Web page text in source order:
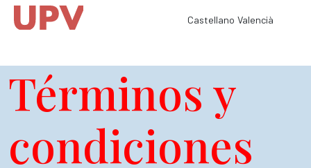
Castellano Valencià
Términos y
condiciones